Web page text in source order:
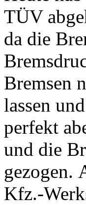
TÜV
da die
Bremsen
lassen
perfekt
und die
gezogen.
Kfz.-